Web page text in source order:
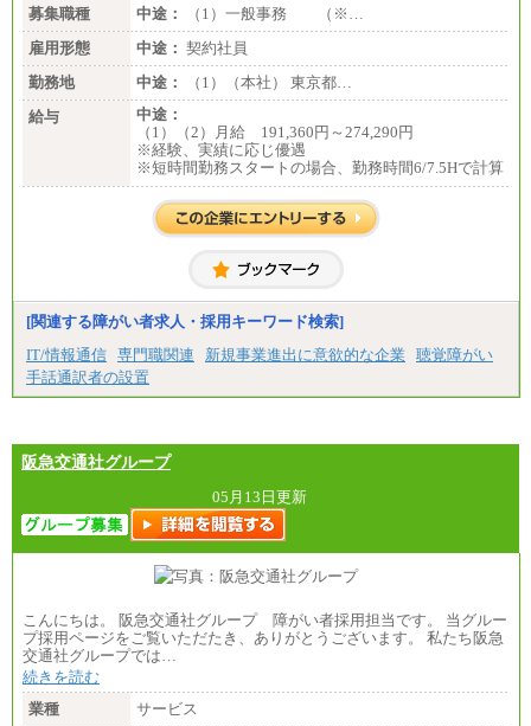
募集職種 中途：
（1）一般事務 （※…
雇用形態
中途： 契約社員
勤務地
中途：
（1）（本社） 東京都…
給与
中途：
（1）（2）月給 191,360円～274,290円
※経験、実績に応じ優遇
※短時間勤務スタートの場合、勤務時間6/7.5Hで計算
[関連する障がい者求人・採用キーワード検索]
IT/情報通信 専門職関連 新規事業進出に意欲的な企業
聴覚障がい
手話通訳者の設置
阪急交通社グループ
05月13日更新
こんにちは。 阪急交通社グループ 障がい者採用担当です。 当グルー
プ採用ページをご覧いただたき、ありがとうございます。 私たち阪急
交通社グループでは…
続きを読む
業種
サービス